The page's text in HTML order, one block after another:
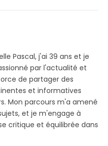
Pascal, j'ai 39 ans et je
par l'actualité et
de partager des
et informatives
Mon parcours m'a amené
et je m'engage à
critique et équilibrée dans